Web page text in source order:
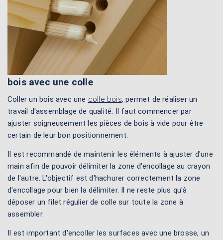
bois avec une colle
Coller un bois avec une colle bois, permet de réaliser un
travail d'assemblage de qualité. Il faut commencer par
ajuster soigneusement les pièces de bois à vide pour être
certain de leur bon positionnement.
Il est recommandé de maintenir les éléments à ajuster d'une
main afin de pouvoir délimiter la zone d'encollage au crayon
de l'autre. L'objectif est d'hachurer correctement la zone
d'encollage pour bien la délimiter. Il ne reste plus qu'à
déposer un filet régulier de colle sur toute la zone à
assembler.
Il est important d'encoller les surfaces avec une brosse, un